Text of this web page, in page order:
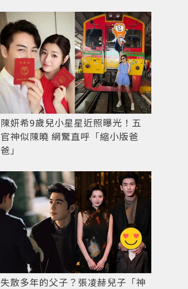
instagram
陳妍希9歲兒小星星近照曝光！五
官神似陳曉 網驚直呼「縮小版爸
爸」
失散多年的父子？張凌赫兒子「神